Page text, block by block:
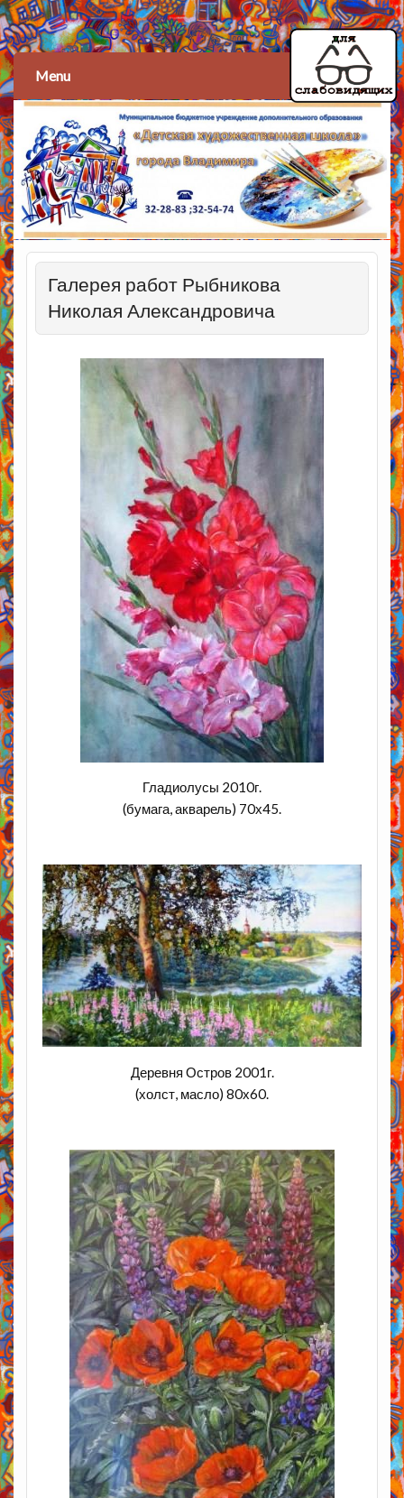
Детская художественная
школа
Menu
Галерея работ Рыбникова
Николая Александровича
Гладиолусы 2010г.
(бумага, акварель) 70х45.
Деревня Остров 2001г.
(холст, масло) 80х60.